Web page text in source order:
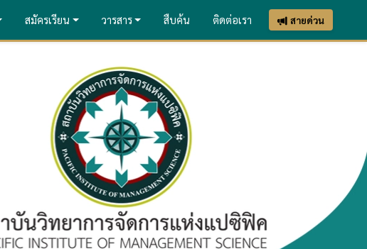
สมัครเรียน วารสาร สืบค้น ติดต่อเรา สายด่วน